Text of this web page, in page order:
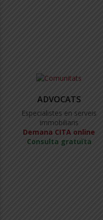
ADVOCATS
Especialistes en serveis
immobiliaris
Demana CITA online
Consulta gratuïta